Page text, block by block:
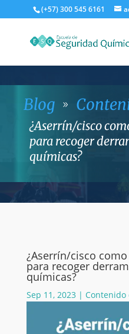
(+57) 300 545 6161
Blog 9
¿Aserrín/cisco
para recoger
químicas?
¿Aserrín/cisco
para recoger
químicas?
Sep 11, 2023| Contenido